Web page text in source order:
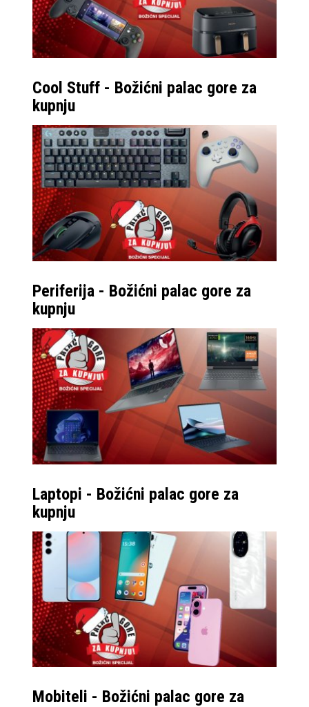
Cool Stuff - Božićni palac gore za
kupnju
Periferija - Božićni palac gore za
kupnju
Laptopi - Božićni palac gore za
kupnju
Mobiteli - Božićni palac gore za